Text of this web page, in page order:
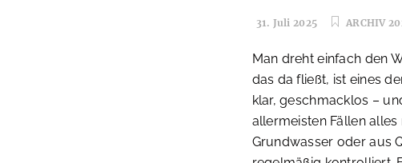
31. Juli 2025 ARCHIV
Man dreht einfach den
das da fließt, ist eines
klar, geschmacklos –
allermeisten Fällen
Grundwasser oder aus